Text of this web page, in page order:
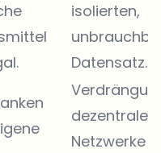
isolierten,
Datensatz.
dezentraler
Netzwerke